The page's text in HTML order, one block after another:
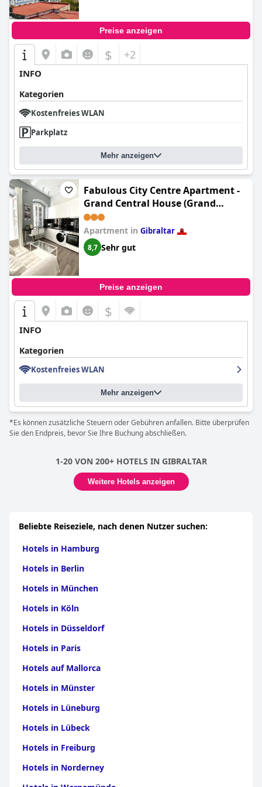
Preise anzeigen
$ +2
INFO
Kategorien
Kostenfreies WLAN
Parkplatz
Mehr anzeigen
Fabulous City Centre Apartment -
Grand Central House (Grand
Central House - Classic One
Bedroom - GibraltarStay
Apartments)
Apartment in Gibraltar
8,7 Sehr gut
Preise anzeigen
$
INFO
Kategorien
Kostenfreies WLAN
Mehr anzeigen
*Es können zusätzliche Steuern oder Gebühren anfallen. Bitte überprüfen
Sie den Endpreis, bevor Sie Ihre Buchung abschließen.
1-20 VON 200+ HOTELS IN GIBRALTAR
Weitere Hotels anzeigen
Beliebte Reiseziele, nach denen Nutzer suchen:
Hotels in Hamburg
Hotels in Berlin
Hotels in München
Hotels in Köln
Hotels in Düsseldorf
Hotels in Paris
Hotels auf Mallorca
Hotels in Münster
Hotels in Lüneburg
Hotels in Lübeck
Hotels in Freiburg
Hotels in Norderney